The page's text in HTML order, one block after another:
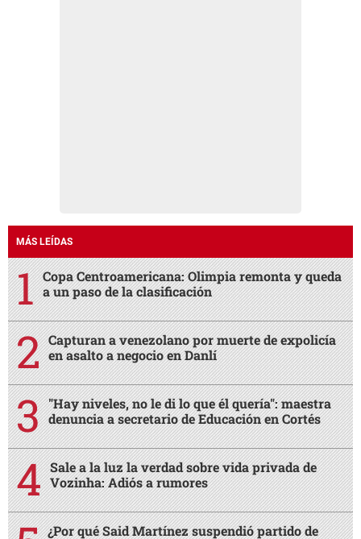
MÁS LEÍDAS
Copa Centroamericana: Olimpia remonta y queda
a un paso de la clasificación
Capturan a venezolano por muerte de expolicía
en asalto a negocio en Danlí
"Hay niveles, no le di lo que él quería": maestra
denuncia a secretario de Educación en Cortés
Sale a la luz la verdad sobre vida privada de
Vozinha: Adiós a rumores
¿Por qué Said Martínez suspendió partido de